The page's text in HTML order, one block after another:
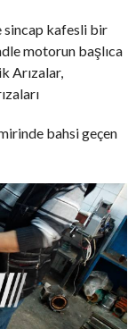
sincap kafesli bir
motorun başlıca
Arızalar,
bahsi geçen